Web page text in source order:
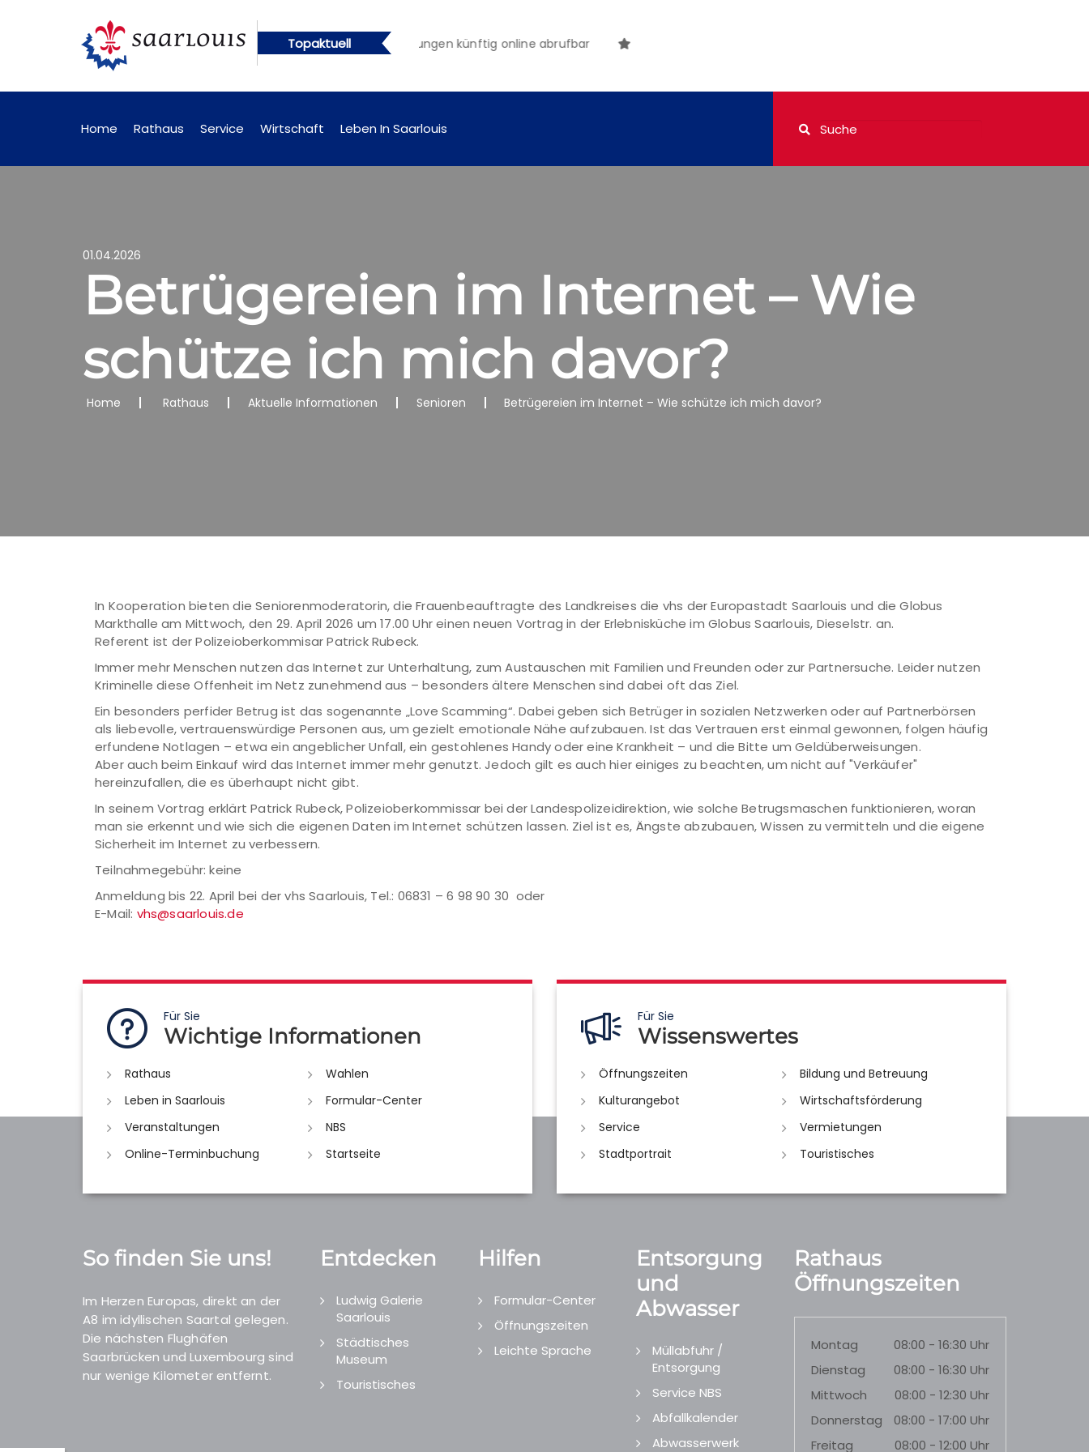
Topaktuell
künftig online abrufbar Öffentliche Bekanntmachungen künftig online abrufbar
Home Rathaus Service Wirtschaft Leben In Saarlouis
01.04.2026
Betrügereien im Internet – Wie
schütze ich mich davor?
Home Rathaus Aktuelle Informationen Senioren Betrügereien im Internet – Wie schütze ich mich davor?
In Kooperation bieten die Seniorenmoderatorin, die Frauenbeauftragte des Landkreises die vhs der Europastadt Saarlouis und die Globus
Markthalle am Mittwoch, den 29. April 2026 um 17.00 Uhr einen neuen Vortrag in der Erlebnisküche im Globus Saarlouis, Dieselstr. an.
Referent ist der Polizeioberkommisar Patrick Rubeck.
Immer mehr Menschen nutzen das Internet zur Unterhaltung, zum Austauschen mit Familien und Freunden oder zur Partnersuche. Leider nutzen
Kriminelle diese Offenheit im Netz zunehmend aus – besonders ältere Menschen sind dabei oft das Ziel.
Ein besonders perfider Betrug ist das sogenannte „Love Scamming“. Dabei geben sich Betrüger in sozialen Netzwerken oder auf Partnerbörsen
als liebevolle, vertrauenswürdige Personen aus, um gezielt emotionale Nähe aufzubauen. Ist das Vertrauen erst einmal gewonnen, folgen häufig
erfundene Notlagen – etwa ein angeblicher Unfall, ein gestohlenes Handy oder eine Krankheit – und die Bitte um Geldüberweisungen.
Aber auch beim Einkauf wird das Internet immer mehr genutzt. Jedoch gilt es auch hier einiges zu beachten, um nicht auf "Verkäufer"
hereinzufallen, die es überhaupt nicht gibt.
In seinem Vortrag erklärt Patrick Rubeck, Polizeioberkommissar bei der Landespolizeidirektion, wie solche Betrugsmaschen funktionieren, woran
man sie erkennt und wie sich die eigenen Daten im Internet schützen lassen. Ziel ist es, Ängste abzubauen, Wissen zu vermitteln und die eigene
Sicherheit im Internet zu verbessern.
Teilnahmegebühr: keine
Anmeldung bis 22. April bei der vhs Saarlouis, Tel.: 06831 – 6 98 90 30 oder
E-Mail: vhs@saarlouis.de
Für Sie
Wichtige Informationen
Rathaus
Wahlen
Leben in Saarlouis
Formular-Center
Veranstaltungen
NBS
Online-Terminbuchung
Startseite
Für Sie
Wissenswertes
Öffnungszeiten
Bildung und Betreuung
Kulturangebot
Wirtschaftsförderung
Service
Vermietungen
Stadtportrait
Touristisches
So finden Sie uns!
Im Herzen Europas, direkt an der
A8 im idyllischen Saartal gelegen.
Die nächsten Flughäfen
Saarbrücken und Luxembourg sind
nur wenige Kilometer entfernt.
Entdecken
Ludwig Galerie
Saarlouis
Städtisches
Museum
Touristisches
Hilfen
Formular-Center
Öffnungszeiten
Leichte Sprache
Entsorgung
und
Abwasser
Müllabfuhr /
Entsorgung
Service NBS
Abfallkalender
Abwasserwerk
Rathaus
Öffnungszeiten
Montag
08:00 - 16:30 Uhr
Dienstag
08:00 - 16:30 Uhr
Mittwoch
08:00 - 12:30 Uhr
Donnerstag
08:00 - 17:00 Uhr
Freitag
08:00 - 12:00 Uhr